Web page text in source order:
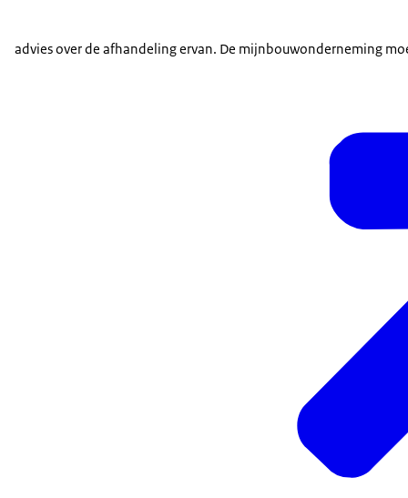
advies over de afhandeling ervan. De mijnbouwonderneming